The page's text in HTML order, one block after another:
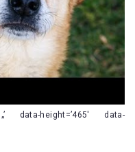
data-height=’465′ data-